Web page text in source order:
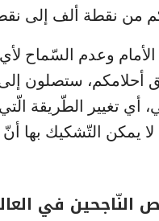
من نقطة ألف إلى
وعدم السّماح لأي
ستصلون إلى
أي تغيير الطّريقة
في العالم لا تفوق ال5-